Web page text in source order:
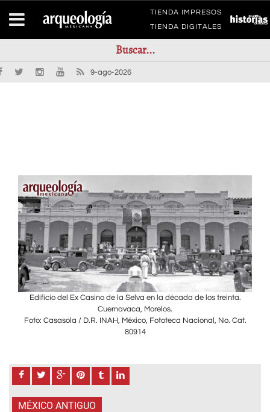
TIENDA IMPRESOS
TIENDA DIGITALES
9-ago-2026
Edificio del Ex Casino de la Selva en la década de los treinta.
Cuernavaca, Morelos.
Foto: Casasola / D.R. INAH, México, Fototeca Nacional, No. Cat.
80914
MÉXICO ANTIGUO